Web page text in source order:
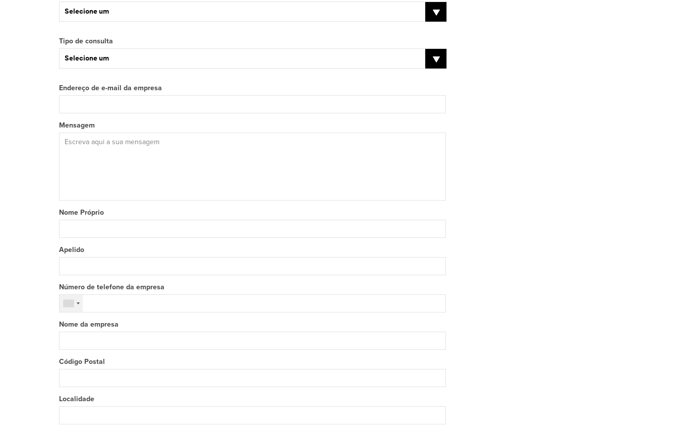
Selecione um
Tipo de consulta
Selecione um
Endereço de e-mail da empresa
Mensagem
Nome Próprio
Apelido
Número de telefone da empresa
Nome da empresa
Código Postal
Localidade